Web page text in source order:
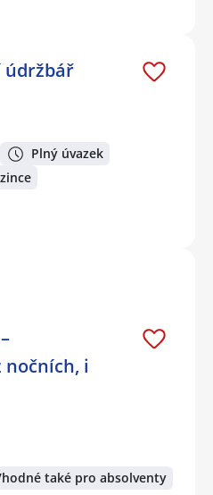
údržbář
Plný úvazek
nočních, i
také pro absolventy